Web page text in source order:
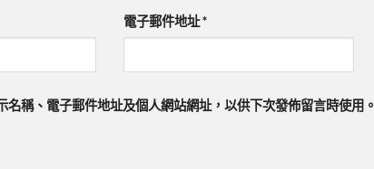
電子郵件地址*
名稱、電子郵件地址及個人網站網址，以供下次發佈留言時使用。